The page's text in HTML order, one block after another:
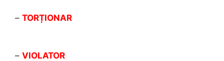
– TORȚIONAR
– VIOLATOR